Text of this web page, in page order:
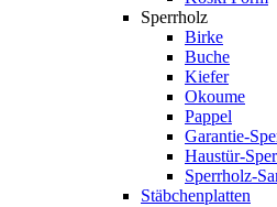
Sperrholz
Birke
Buche
Kiefer
Okoume
Pappel
Garantie-
Haustür-
Sperrholz-
Stäbchenplatten